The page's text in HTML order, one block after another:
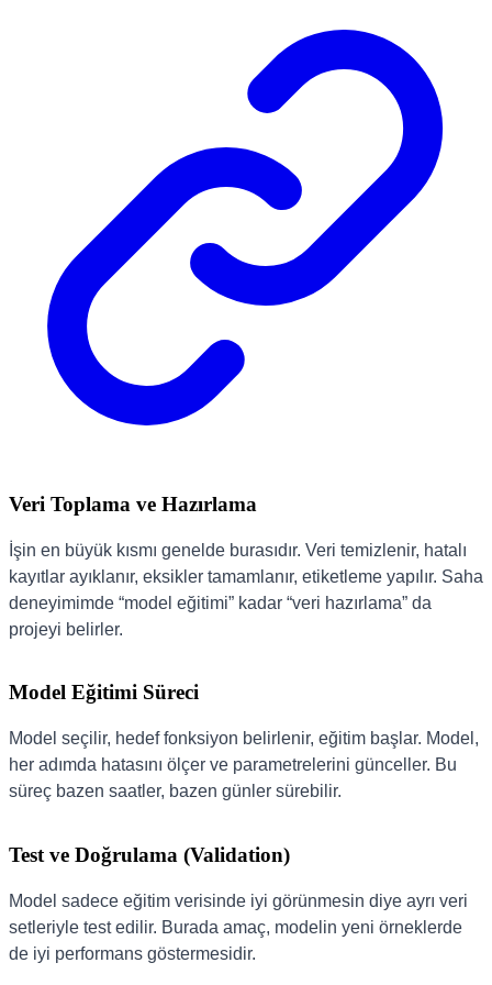
Veri Toplama ve Hazırlama
İşin en büyük kısmı genelde burasıdır. Veri temizlenir, hatalı
kayıtlar ayıklanır, eksikler tamamlanır, etiketleme yapılır. Saha
deneyimimde “model eğitimi” kadar “veri hazırlama” da
projeyi belirler.
Model Eğitimi Süreci
Model seçilir, hedef fonksiyon belirlenir, eğitim başlar. Model,
her adımda hatasını ölçer ve parametrelerini günceller. Bu
süreç bazen saatler, bazen günler sürebilir.
Test ve Doğrulama (Validation)
Model sadece eğitim verisinde iyi görünmesin diye ayrı veri
setleriyle test edilir. Burada amaç, modelin yeni örneklerde
de iyi performans göstermesidir.